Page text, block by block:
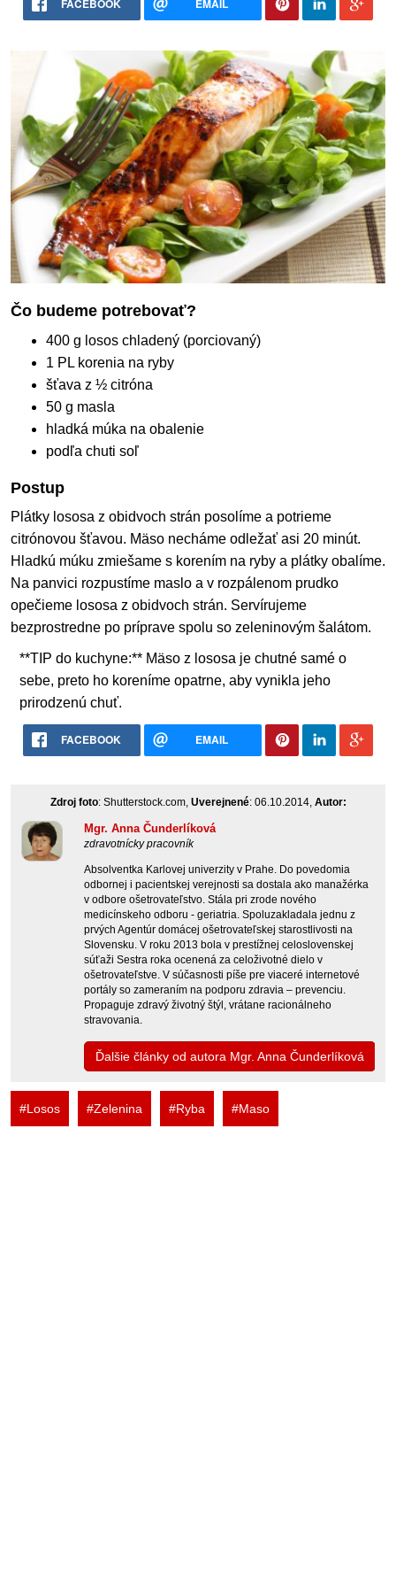
FACEBOOK EMAIL
Čo budeme potrebovať?
400 g losos chladený (porciovaný)
1 PL korenia na ryby
šťava z ½ citróna
50 g masla
hladká múka na obalenie
podľa chuti soľ
Postup
Plátky lososa z obidvoch strán posolíme a potrieme
citrónovou šťavou. Mäso necháme odležať asi 20 minút.
Hladkú múku zmiešame s korením na ryby a plátky obalíme.
Na panvici rozpustíme maslo a v rozpálenom prudko
opečieme lososa z obidvoch strán. Servírujeme
bezprostredne po príprave spolu so zeleninovým šalátom.
**TIP do kuchyne:** Mäso z lososa je chutné samé o
sebe, preto ho koreníme opatrne, aby vynikla jeho
prirodzenú chuť.
FACEBOOK EMAIL
Zdroj foto: Shutterstock.com, Uverejnené: 06.10.2014, Autor:
Mgr. Anna Čunderlíková
zdravotnícky pracovník
Absolventka Karlovej univerzity v Prahe. Do povedomia
odbornej i pacientskej verejnosti sa dostala ako manažérka
v odbore ošetrovateľstvo. Stála pri zrode nového
medicínskeho odboru - geriatria. Spoluzakladala jednu z
prvých Agentúr domácej ošetrovateľskej starostlivosti na
Slovensku. V roku 2013 bola v prestížnej celoslovenskej
súťaži Sestra roka ocenená za celoživotné dielo v
ošetrovateľstve. V súčasnosti píše pre viaceré internetové
portály so zameraním na podporu zdravia – prevenciu.
Propaguje zdravý životný štýl, vrátane racionálneho
stravovania.
Ďalšie články od autora Mgr. Anna Čunderlíková
#Losos #Zelenina #Ryba #Maso